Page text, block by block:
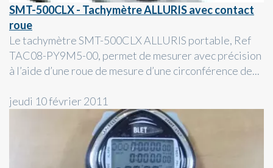
SMT-500CLX - Tachymètre ALLURIS avec contact
roue
Le tachymètre SMT-500CLX ALLURIS portable, Ref
TAC08-PY9M5-00, permet de mesurer avec précision
à l’aide d’une roue de mesure d’une circonférence de...
jeudi 10 février 2011